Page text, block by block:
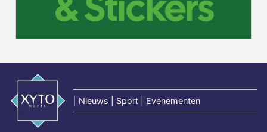
Nieuws | Sport | Evenementen